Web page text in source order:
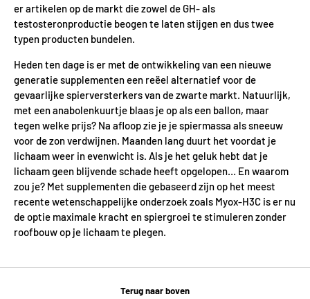
er artikelen op de markt die zowel de GH- als
testosteronproductie beogen te laten stijgen en dus twee
typen producten bundelen.
Heden ten dage is er met de ontwikkeling van een nieuwe
generatie supplementen een reëel alternatief voor de
gevaarlijke spierversterkers van de zwarte markt. Natuurlijk,
met een anabolenkuurtje blaas je op als een ballon, maar
tegen welke prijs? Na afloop zie je je spiermassa als sneeuw
voor de zon verdwijnen. Maanden lang duurt het voordat je
lichaam weer in evenwicht is. Als je het geluk hebt dat je
lichaam geen blijvende schade heeft opgelopen… En waarom
zou je? Met supplementen die gebaseerd zijn op het meest
recente wetenschappelijke onderzoek zoals Myox-H3C is er nu
de optie maximale kracht en spiergroei te stimuleren zonder
roofbouw op je lichaam te plegen.
Terug naar boven